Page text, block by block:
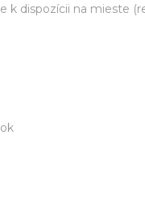
k dispozícii na mieste